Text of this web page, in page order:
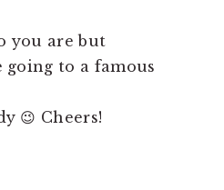
you are but
going to a famous
😉 Cheers!